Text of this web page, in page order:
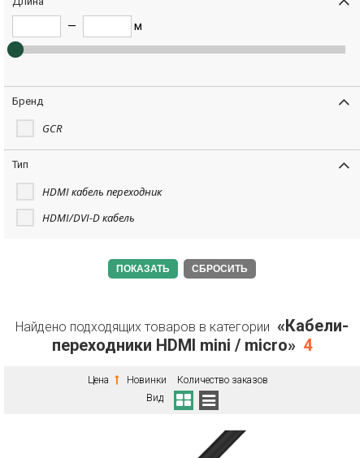
— м
Бренд
GCR
Тип
HDMI кабель переходник
HDMI/DVI-D кабель
СБРОСИТЬ
Найдено подходящих товаров в категории «Кабели-
переходники HDMI mini / micro» 4
Цена Новинки
Количество заказов
Вид